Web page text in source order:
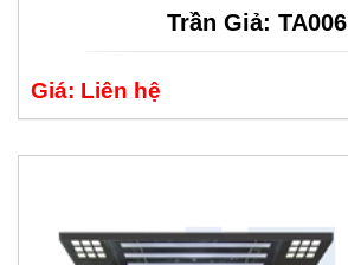
Trần Giả: TA006
Giá: Liên hệ